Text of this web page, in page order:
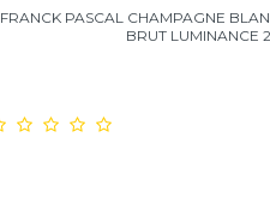
FRANCK PASCAL CHAMPAGNE
BRUT LUMINANCE